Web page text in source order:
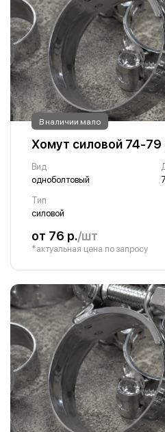
В наличии мало
Хомут силовой 74-
Вид
одноболтовый
Тип
силовой
от 76 р./шт
*актуальная цена по запросу